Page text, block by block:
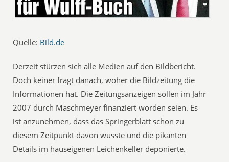
Quelle: Bild.de
Derzeit stürzen sich alle Medien auf den Bildbericht.
Doch keiner fragt danach, woher die Bildzeitung die
Informationen hat. Die Zeitungsanzeigen sollen im Jahr
2007 durch Maschmeyer finanziert worden seien. Es
ist anzunehmen, dass das Springerblatt schon zu
diesem Zeitpunkt davon wusste und die pikanten
Details im hauseigenen Leichenkeller deponierte.